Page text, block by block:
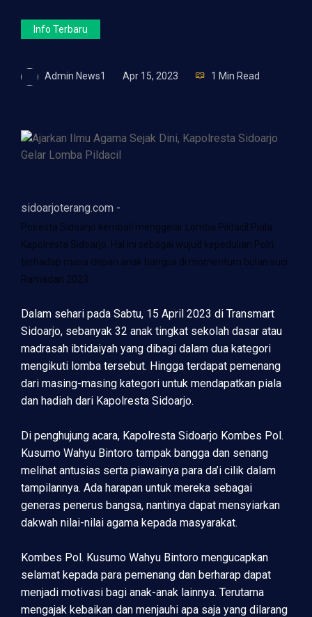
Info Terbaru
Admin News1 Apr 15, 2023 1 Min Read
sidoarjoterang.com -
Polresta Sidoarjo kembali menggelar Lomba Pildacil Piala
Kapolresta Sidoarjo. Hal ini sebagai wujud kepedulian Polri
terhadap masa depan anak bangsa di momentum bulan suci
Ramadan 2023.
Dalam sehari pada Sabtu, 15 April 2023 di Transmart
Sidoarjo, sebanyak 32 anak tingkat sekolah dasar atau
madrasah ibtidaiyah yang dibagi dalam dua kategori
mengikuti lomba tersebut. Hingga terdapat pemenang
dari masing-masing kategori untuk mendapatkan piala
dan hadiah dari Kapolresta Sidoarjo.
Di penghujung acara, Kapolresta Sidoarjo Kombes Pol.
Kusumo Wahyu Bintoro tampak bangga dan senang
melihat antusias serta piawainya para da’i cilik dalam
tampilannya. Ada harapan untuk mereka sebagai
generas penerus bangsa, nantinya dapat mensyiarkan
dakwah nilai-nilai agama kepada masyarakat.
Kombes Pol. Kusumo Wahyu Bintoro mengucapkan
selamat kepada para pemenang dan berharap dapat
menjadi motivasi bagi anak-anak lainnya. Terutama
mengajak kebaikan dan menjauhi apa saja yang dilarang